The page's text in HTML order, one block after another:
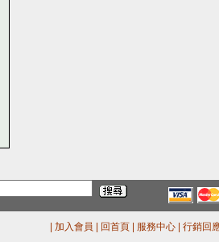
加入會員 回首頁 服務中心
行銷回